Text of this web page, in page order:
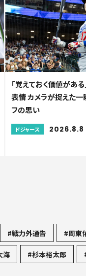
「覚えておく価値があ
表情 カメラが捉えた一
フの思い
ドジャース 2026.8.8
#戦力外通告 #周東
海 #杉本裕太郎